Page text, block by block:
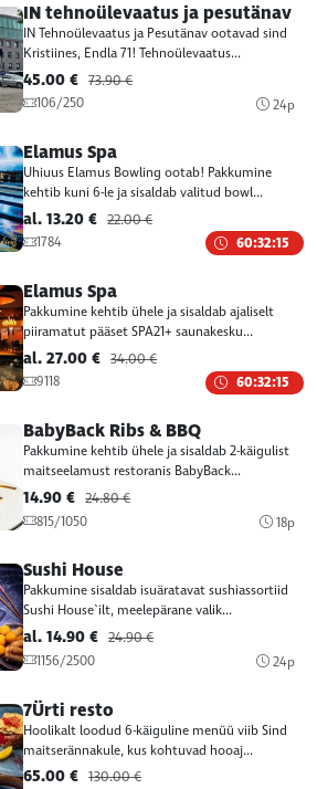
IN tehnoülevaatus ja pesutänav
IN Tehnoülevaatus ja Pesutänav ootavad sind
Kristiines, Endla 71! Tehnoülevaatus...
45.00 € 73.90 €
106/250
24p
Elamus Spa
Uhiuus Elamus Bowling ootab! Pakkumine
kehtib kuni 6-le ja sisaldab valitud bowl...
al. 13.20 € 22.00 €
1784
60:32:15
Elamus Spa
Pakkumine kehtib ühele ja sisaldab ajaliselt
piiramatut pääset SPA21+ saunakesku...
al. 27.00 € 34.00 €
9118
60:32:15
BabyBack Ribs & BBQ
Pakkumine kehtib ühele ja sisaldab 2-käigulist
maitseelamust restoranis BabyBack...
14.90 € 24.80 €
815/1050
18p
Sushi House
Pakkumine sisaldab isuäratavat sushiassortiid
Sushi House`ilt, meelepärane valik...
al. 14.90 € 24.90 €
1156/2500
24p
7Ürti resto
Hoolikalt loodud 6-käiguline menüü viib Sind
maitserännakule, kus kohtuvad hooaj...
65.00 € 130.00 €